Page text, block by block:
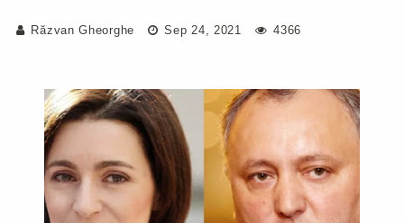
Răzvan Gheorghe Sep 24, 2021 4366